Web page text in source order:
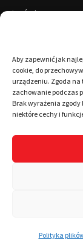
Aby zapewnić jak
cookie, do
urządzeniu. Zgoda
zachowanie podczas
Brak wyrażenia zgody
niektóre cechy i
Polityka
Wszystkie
Święta
Informacje
RODO
Polityka
Regulamin
Warunki